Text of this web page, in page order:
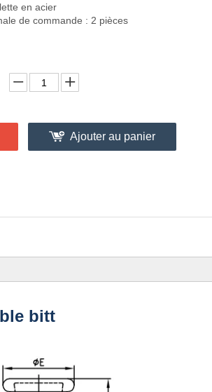
en acier
de commande : 2 pièces
Ajouter au panier
bitt